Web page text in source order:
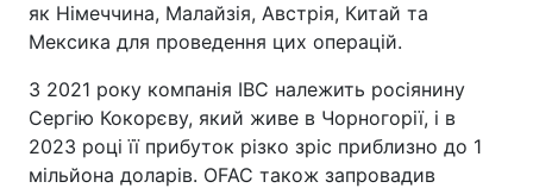
як Німеччина, Малайзія, Австрія, Китай та
Мексика для проведення цих операцій.
З 2021 року компанія IBC належить росіянину
Сергію Кокорєву, який живе в Чорногорії, і в
2023 році її прибуток різко зріс приблизно до 1
мільйона доларів. OFAC також запровадив